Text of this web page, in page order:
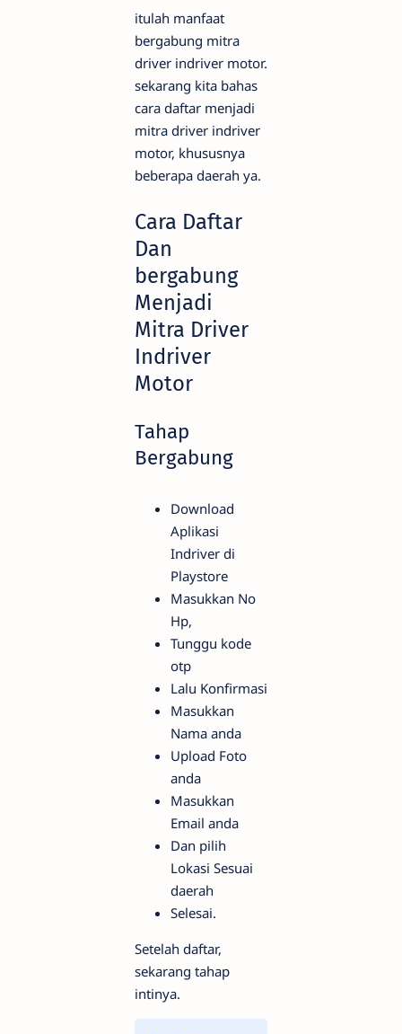
itulah manfaat
bergabung mitra
driver indriver motor.
sekarang kita bahas
cara daftar menjadi
mitra driver indriver
motor, khususnya
beberapa daerah ya.
Cara Daftar
Dan
bergabung
Menjadi
Mitra Driver
Indriver
Motor
Tahap
Bergabung
Download
Aplikasi
Indriver di
Playstore
Masukkan No
Hp,
Tunggu kode
otp
Lalu Konfirmasi
Masukkan
Nama anda
Upload Foto
anda
Masukkan
Email anda
Dan pilih
Lokasi Sesuai
daerah
Selesai.
Setelah daftar,
sekarang tahap
intinya.